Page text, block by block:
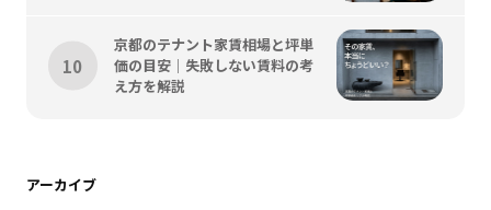
京都のテナント家賃相場と坪単
価の目安｜失敗しない賃料の考
え方を解説
アーカイブ